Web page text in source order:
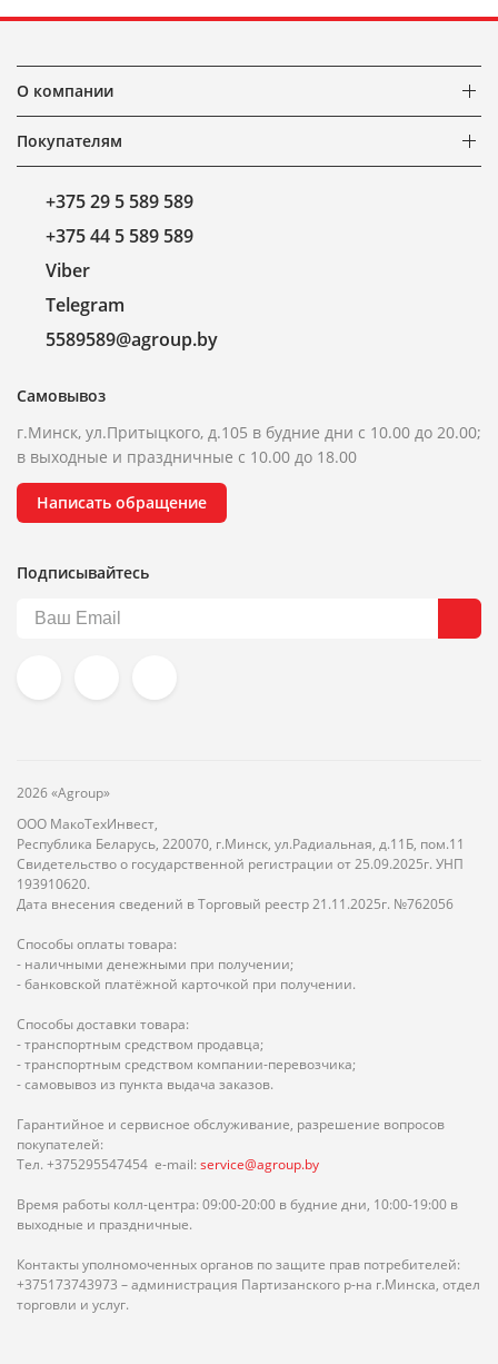
О компании
Покупателям
+375 29 5 589 589
+375 44 5 589 589
Viber
Telegram
5589589@agroup.by
Самовывоз
г.Минск, ул.Притыцкого, д.105 в будние дни с 10.00 до 20.00;
в выходные и праздничные с 10.00 до 18.00
Написать обращение
Подписывайтесь
2026 «Agroup»
ООО МакоТехИнвест,
Республика Беларусь, 220070, г.Минск, ул.Радиальная, д.11Б, пом.11
Свидетельство о государственной регистрации от 25.09.2025г. УНП
193910620.
Дата внесения сведений в Торговый реестр 21.11.2025г. №762056
Способы оплаты товара:
- наличными денежными при получении;
- банковской платёжной карточкой при получении.
Способы доставки товара:
- транспортным средством продавца;
- транспортным средством компании-перевозчика;
- самовывоз из пункта выдача заказов.
Гарантийное и сервисное обслуживание, разрешение вопросов
покупателей:
Тел. +375295547454 e-mail: service@agroup.by
Время работы колл-центра: 09:00-20:00 в будние дни, 10:00-19:00 в
выходные и праздничные.
Контакты уполномоченных органов по защите прав потребителей:
+375173743973 – администрация Партизанского р-на г.Минска, отдел
торговли и услуг.